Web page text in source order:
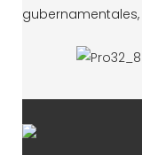
gubernamentales,